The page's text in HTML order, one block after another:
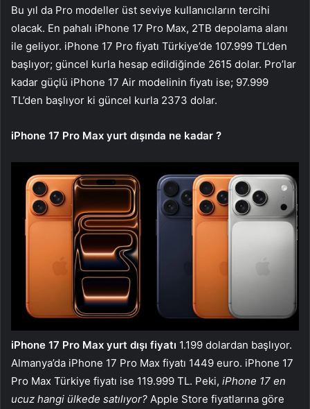
Bu yıl da Pro modeller üst seviye kullanıcıların tercihi
olacak. En pahalı iPhone 17 Pro Max, 2TB depolama alanı
ile geliyor. iPhone 17 Pro fiyatı Türkiye’de 107.999 TL’den
başlıyor; güncel kurla hesap edildiğinde 2615 dolar. Pro’lar
kadar güçlü iPhone 17 Air modelinin fiyatı ise; 97.999
TL’den başlıyor ki güncel kurla 2373 dolar.
iPhone 17 Pro Max yurt dışında ne kadar ?
iPhone 17 Pro Max yurt dışı fiyatı 1.199 dolardan başlıyor.
Almanya’da iPhone 17 Pro Max fiyatı 1449 euro. iPhone 17
Pro Max Türkiye fiyatı ise 119.999 TL. Peki, iPhone 17 en
ucuz hangi ülkede satılıyor? Apple Store fiyatlarına göre